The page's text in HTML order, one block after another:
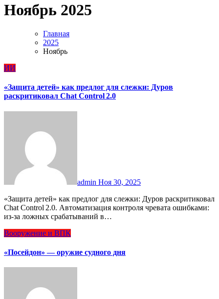
Ноябрь 2025
Главная
2025
Ноябрь
ИИ
«Защита детей» как предлог для слежки: Дуров
раскритиковал Chat Control 2.0
admin Ноя 30, 2025
«Защита детей» как предлог для слежки: Дуров раскритиковал
Chat Control 2.0. Автоматизация контроля чревата ошибками:
из‑за ложных срабатываний в…
Вооружение и ВПК
«Посейдон» — оружие судного дня